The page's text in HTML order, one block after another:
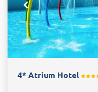
4* Atrium Hotel